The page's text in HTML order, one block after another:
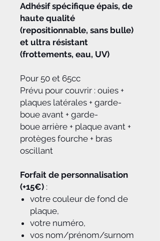
Adhésif spécifique épais, de
haute qualité
(repositionnable, sans bulle)
et ultra résistant
(frottements, eau, UV)
Pour 50 et 65cc
Prévu pour couvrir : ouies +
plaques latérales + garde-
boue avant + garde-
boue arrière + plaque avant +
protèges fourche + bras
oscillant
Forfait de personnalisation
(+15€) :
votre couleur de fond de
plaque,
votre numéro,
vos nom/prénom/surnom